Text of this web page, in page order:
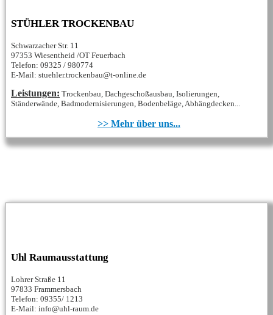
STÜHLER TROCKENBAU
Schwarzacher Str. 11
97353 Wiesentheid /OT Feuerbach
Telefon: 09325 / 980774
E-Mail: stuehler.trockenbau@t-online.de
Leistungen: Trockenbau, Dachgeschoßausbau, Isolierungen,
Ständerwände, Badmodernisierungen, Bodenbeläge, Abhängdecken...
>> Mehr über uns...
Uhl Raumausstattung
Lohrer Straße 11
97833 Frammersbach
Telefon: 09355/ 1213
E-Mail: info@uhl-raum.de